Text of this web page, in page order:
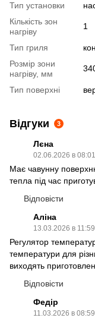
Тип установки
Кількість зон
нагріву
1
Тип гриля
Розмір зони
нагріву, мм
Тип поверхні
Відгуки 3
Лєна
02.06.2026 в 08:01
Має чавунну
тепла під час
Відповісти
Аліна
13.03.2026 в 11:59
Регулятор
температури для
виходять
Відповісти
Федір
11.03.2026 в 08:59